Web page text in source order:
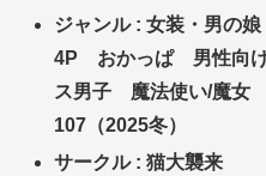
ジャンル : 女装・男
4P おかっぱ 男性向
ス男子 魔法使い/魔
107（2025冬）
サークル : 猫大襲来